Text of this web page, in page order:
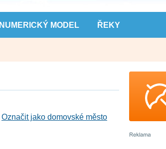
NUMERICKÝ MODEL ŘEKY
Označit jako domovské město